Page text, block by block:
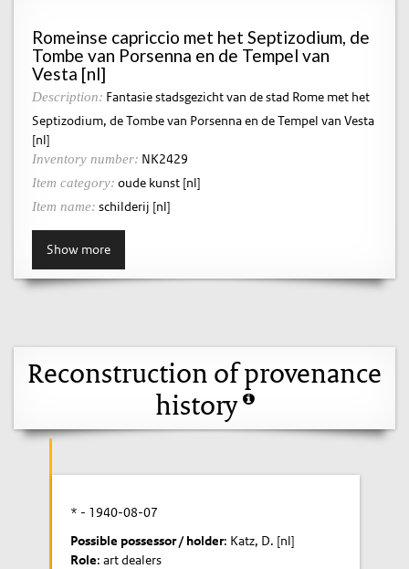
Romeinse capriccio met het Septizodium, de
Tombe van Porsenna en de Tempel van
Vesta [nl]
Description: Fantasie stadsgezicht van de stad Rome met het
Septizodium, de Tombe van Porsenna en de Tempel van Vesta
[nl]
Inventory number: NK2429
Item category: oude kunst [nl]
Item name: schilderij [nl]
Show more
Reconstruction of provenance
history
* - 1940-08-07
Possible possessor / holder: Katz, D. [nl]
Role: art dealers